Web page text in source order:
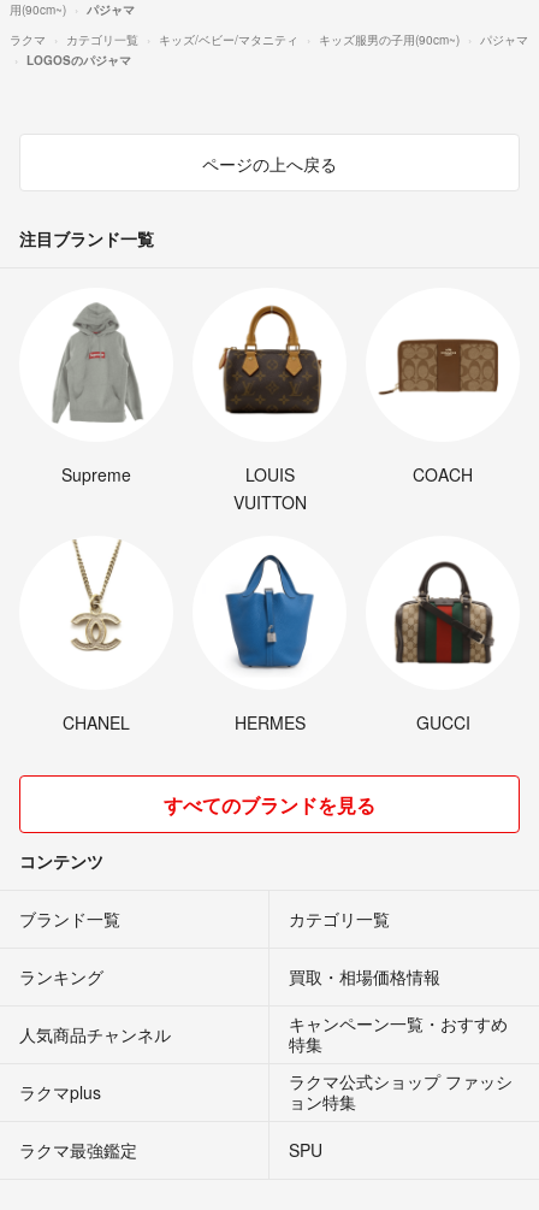
用(90cm~)
パジャマ
ラクマ
カテゴリ一覧 キッズ/ベビー/マタニティ キッズ服男の子用(90cm~)
パジャマ
LOGOSのパジャマ
ページの上へ戻る
注目ブランド一覧
Supreme
LOUIS
VUITTON
COACH
CHANEL HERMES GUCCI
すべてのブランドを見る
コンテンツ
ブランド一覧 カテゴリ一覧
ランキング 買取・相場価格情報
人気商品チャンネル
キャンペーン一覧・おすすめ
特集
ラクマplus
ラクマ公式ショップ ファッシ
ョン特集
ラクマ最強鑑定
SPU